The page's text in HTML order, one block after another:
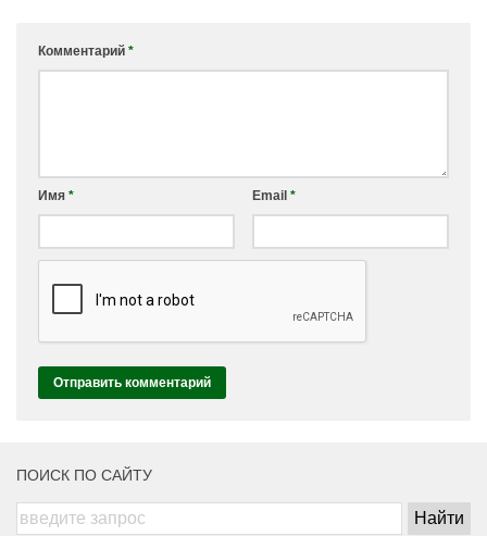
Комментарий *
Имя * Email *
ПОИСК ПО САЙТУ